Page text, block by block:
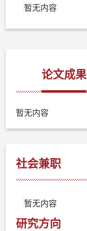
暂无内容
论文成果
暂无内容
社会兼职
暂无内容
研究方向